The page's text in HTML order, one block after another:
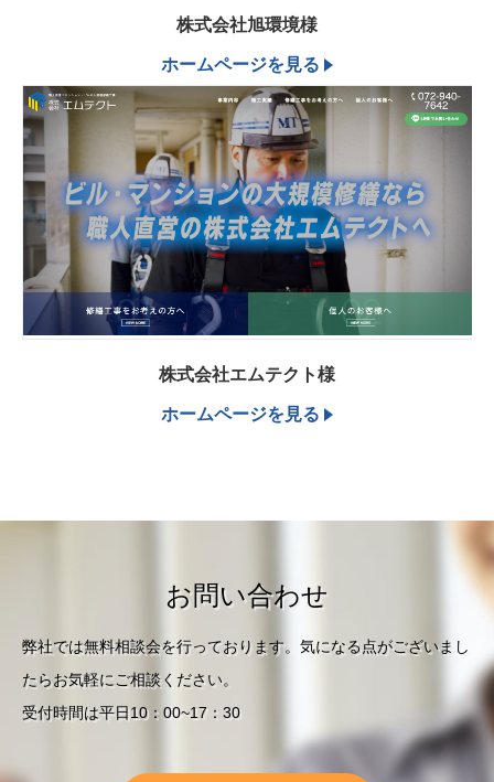
株式会社旭環境様
ホームページを見る
株式会社エムテクト様
ホームページを見る
お問い合わせ
弊社では無料相談会を行っております。気になる点がございまし
たらお気軽にご相談ください。
受付時間は平日10：00~17：30